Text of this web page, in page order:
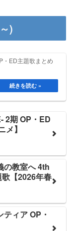
)
・ED主題歌まとめ
2期 OP・ED
メ】
の教室へ 4th
【2026年春
ィア OP・